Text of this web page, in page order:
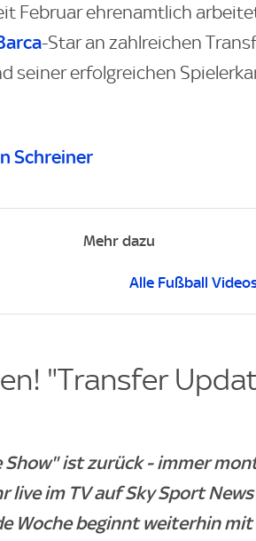
Februar ehrenamtlich
-Star an zahlreichen
seiner erfolgreichen
Schreiner
Mehr dazu
Alle Fußball
"Transfer
Show" ist zurück - immer
live im TV auf Sky Sport
Woche beginnt weiterhin